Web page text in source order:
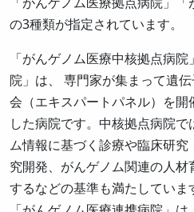
の3種類が指定されています。
「がんゲノム医療中核拠点病
院」は、 専門家が集まって遺
会（エキスパートパネル）を
した病院です。中核拠点病院
ム情報に基づく診療や臨床研
究開発、がんゲノム関連の人
するなどの基準も満たしていま